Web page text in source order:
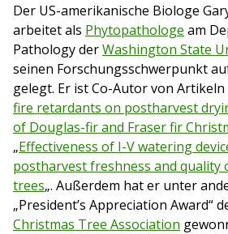
Der US-amerikanische Biologe
arbeitet als Phytopathologe am
Pathology derWashington State
seinen Forschungsschwerpunkt
gelegt. Er ist Co-Autor von Artikeln
fire retardants on postharvest
of Douglas-fir and Fraser fir
„Effectiveness of I-V watering
postharvest freshness and quality
trees„. Außerdem hat er unter
„President’s Appreciation Award“
Christmas Tree Association